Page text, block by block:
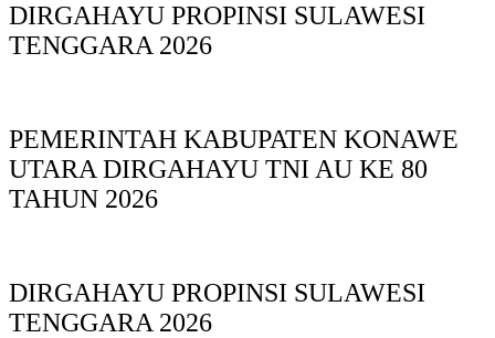
DIRGAHAYU PROPINSI SULAWESI
TENGGARA 2026
PEMERINTAH KABUPATEN KONAWE
UTARA DIRGAHAYU TNI AU KE 80
TAHUN 2026
DIRGAHAYU PROPINSI SULAWESI
TENGGARA 2026